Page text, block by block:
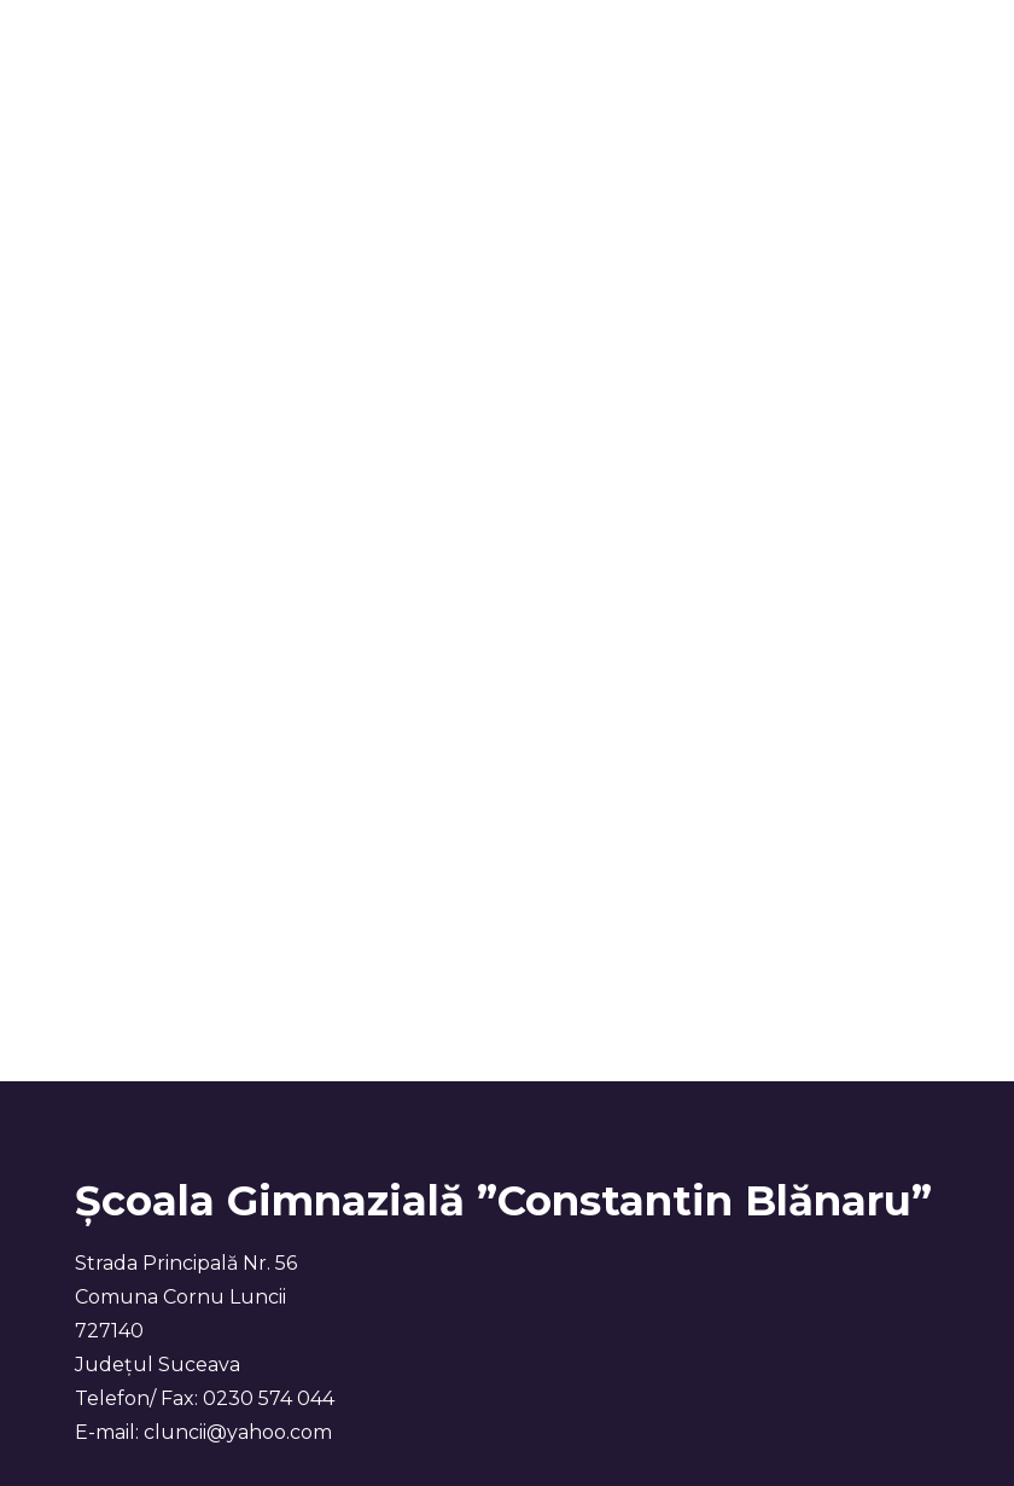
Școala Gimnazială ”Constantin Blănaru”
Strada Principală Nr. 56
Comuna Cornu Luncii
727140
Județul Suceava
Telefon/ Fax: 0230 574 044
E-mail: cluncii@yahoo.com